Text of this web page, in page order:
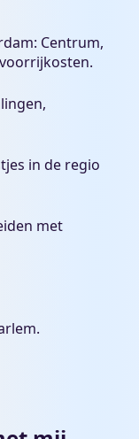
: Centrum,
in de regio
met
.